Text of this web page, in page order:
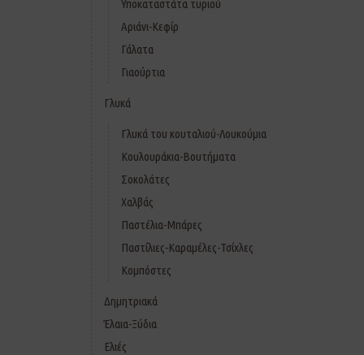
Υποκαταστάτα τυριού
Αριάνι-Κεφίρ
Γάλατα
Γιαούρτια
Γλυκά
Γλυκά του κουταλιού-Λουκούμια
Κουλουράκια-Βουτήματα
Σοκολάτες
Χαλβάς
Παστέλια-Μπάρες
Παστίλιες-Καραμέλες-Τσίχλες
Κομπόστες
Δημητριακά
Έλαια-Ξύδια
Ελιές